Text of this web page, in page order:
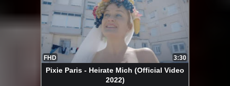
FHD 3:30
Pixie Paris - Heirate Mich (Official Video
2022)